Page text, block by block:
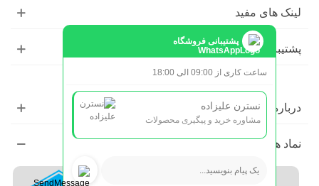
لینک های مفید
پشتیبانی
درباره ما
نماد ها و مجوز ها
پشتیبانی فروشگاه
ساعت کاری از 09:00 الی 18:00
نسترن علیزاده
مشاوره خرید و پیگیری محصولات